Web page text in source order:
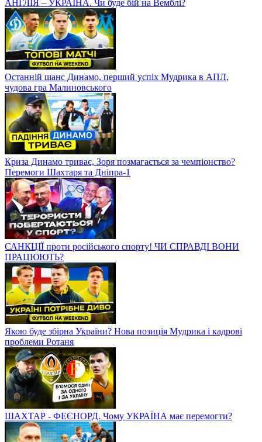
АНГЛІЯ – УКРАЇНА. Чи буде бій на Вемблі?
Останній шанс Динамо, перший успіх Мудрика в АПЛ,
чудова гра Малиновського
Криза Динамо триває, Зоря позмагається за чемпіонство?
Перемоги Шахтаря та Дніпра-1
САНКЦІЇ проти російського спорту! ЧИ СПРАВДІ ВОНИ
ПРАЦЮЮТЬ?
Якою буде збірна України? Нова позиція Мудрика і кадрові
проблеми Ротаня
ШАХТАР - ФЕЄНОРД. Чому УКРАЇНА має перемогти?